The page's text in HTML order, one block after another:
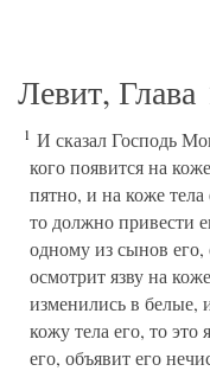
Левит, Глава
1 И сказал Господь
кого появится на
пятно, и на коже тела
то должно привести
одному из сынов
осмотрит язву на
изменились в белые,
кожу тела его, то
его, объявит его